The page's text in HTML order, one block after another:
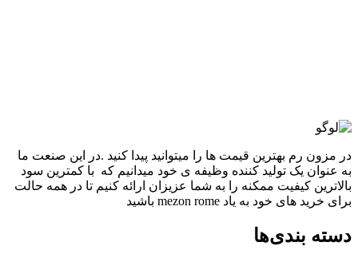
در مزون رم بهترین قیمت ها را میتوانید پیدا کنید .در این صنعت ما
به عنوان یک تولید کننده وظیفه ی خود میدانیم که با کمترین سود
بالاترین کیفیت ممکنه را به شما عزیزان ارائه کنیم تا در همه حالت
برای خرید های خود به یاد mezon rome باشید
دسته بندی‌ها